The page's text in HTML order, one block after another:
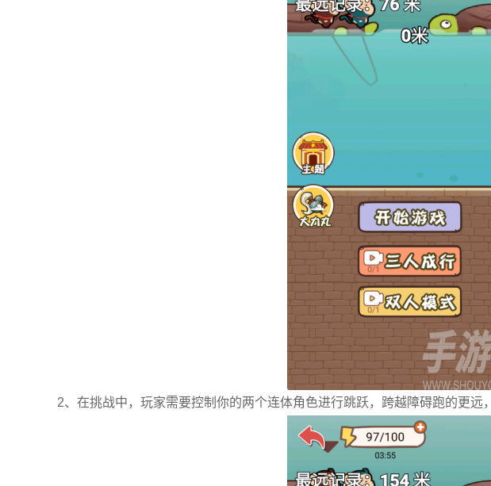
2、在挑战中，玩家需要控制你的两个连体角色进行跳跃，跨越障碍跑的更远